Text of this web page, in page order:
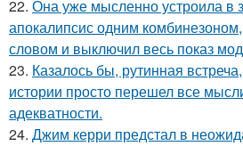
22. Она уже мысленно устроила в
апокалипсис одним
словом и выключил весь показ
23. Казалось бы, рутинная
истории просто перешел все
адекватности.
24. Джим керри предстал в